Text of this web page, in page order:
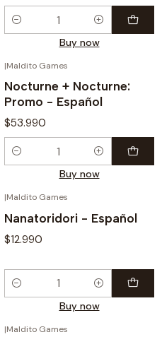
Quantity
Buy now
|Maldito Games
Nocturne + Nocturne:
Promo - Español
$53.990
Quantity
Buy now
|Maldito Games
Nanatoridori - Español
$12.990
Quantity
Buy now
|Maldito Games